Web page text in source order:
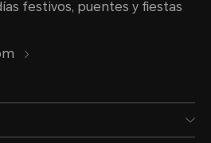
festivos, puentes y fiestas